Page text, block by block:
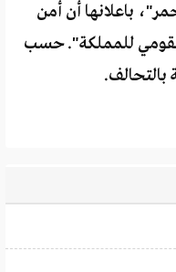
باعلانها أن أمن
للمملكة". حسب